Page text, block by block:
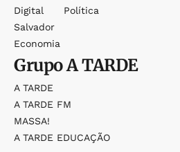
Digital
Salvador
Economia
Política
GrupoA TARDE
A TARDE
A TARDE FM
MASSA!
A TARDE EDUCAÇÃO